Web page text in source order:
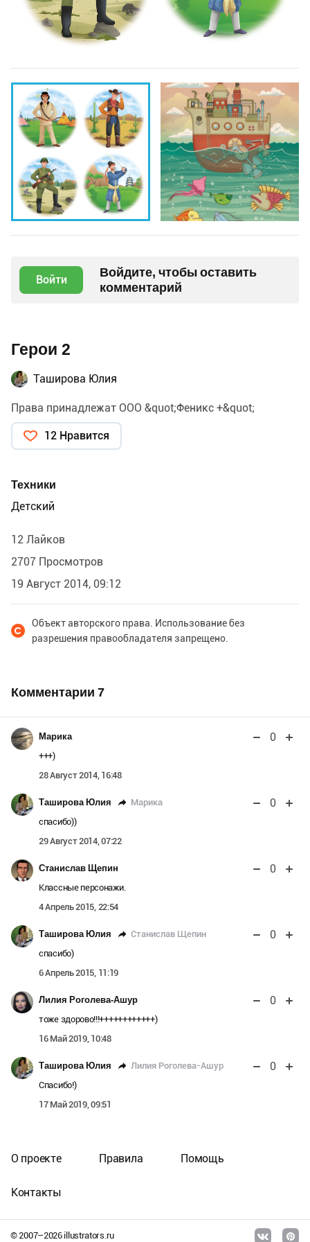
Войти
Войдите, чтобы оставить
комментарий
Герои 2
Таширова Юлия
Права принадлежат ООО &quot;Феникс +&quot;
12 Нравится
Техники
Детский
12 Лайков
2707 Просмотров
19 Август 2014, 09:12
Объект авторского права. Использование без
разрешения правообладателя запрещено.
Комментарии 7
Марика 0
+++)
28 Август 2014, 16:48
Таширова Юлия Марика 0
спасибо))
29 Август 2014, 07:22
Станислав Щепин 0
Классные персонажи.
4 Апрель 2015, 22:54
Таширова Юлия Станислав Щепин 0
спасибо)
6 Апрель 2015, 11:19
Лилия Роголева-Ашур 0
тоже здорово!!!++++++++++++)
16 Май 2019, 10:48
Таширова Юлия Лилия Роголева-Ашур 0
Спасибо!)
17 Май 2019, 09:51
© 2007–2026illustrators.ru
О проекте Правила Помощь
Контакты